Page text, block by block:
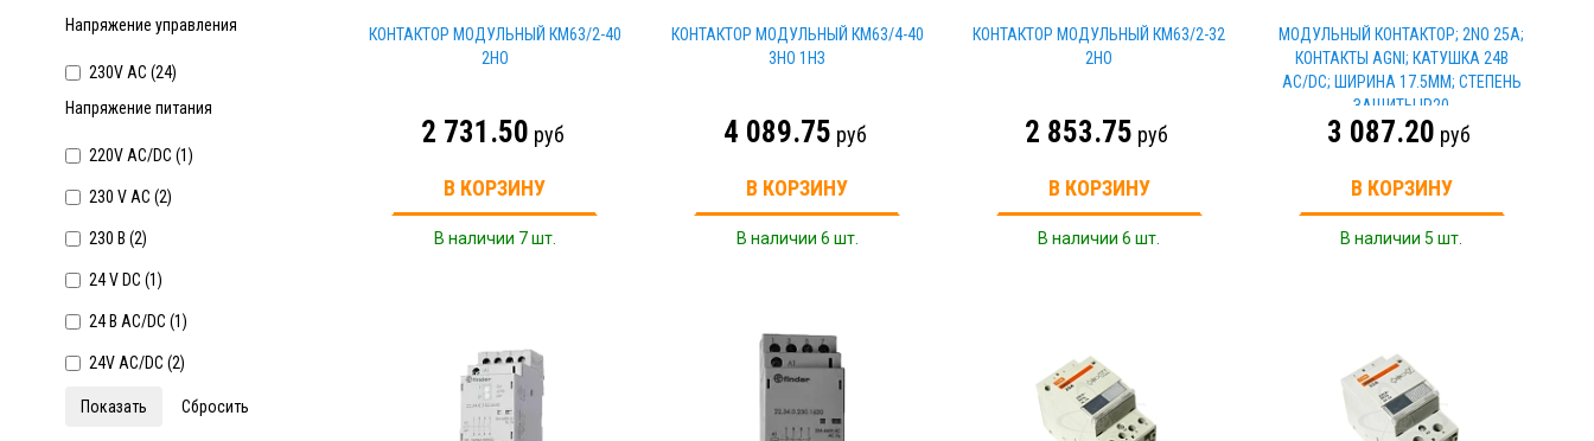
Напряжение управления
230V AC (24)
Напряжение питания
220V AC/DC (1)
230 V AC (2)
230 В (2)
24 V DC (1)
24 В AC/DC (1)
24V AC/DC (2)
КОНТАКТОР МОДУЛЬНЫЙ КМ63/2-40
2НО
2 731.50 руб
В КОРЗИНУ
В наличии 7 шт.
КОНТАКТОР МОДУЛЬНЫЙ КМ63/4-40
3НО 1НЗ
4 089.75 руб
В КОРЗИНУ
В наличии 6 шт.
КОНТАКТОР МОДУЛЬНЫЙ КМ63/2-32
2НО
2 853.75 руб
В КОРЗИНУ
В наличии 6 шт.
МОДУЛЬНЫЙ КОНТАКТОР; 2NO 25А;
КОНТАКТЫ AGNI; КАТУШКА 24В
АС/DC; ШИРИНА 17.5ММ; СТЕПЕНЬ
ЗАЩИТЫ IP20
3 087.20 руб
В КОРЗИНУ
В наличии 5 шт.